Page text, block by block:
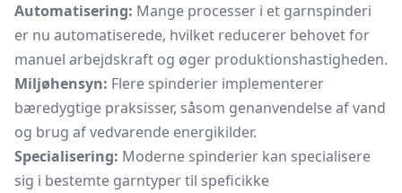
Automatisering: Mange processer i et garnspinderi
er nu automatiserede, hvilket reducerer behovet for
manuel arbejdskraft og øger produktionshastigheden.
Miljøhensyn: Flere spinderier implementerer
bæredygtige praksisser, såsom genanvendelse af vand
og brug af vedvarende energikilder.
Specialisering: Moderne spinderier kan specialisere
sig i bestemte garntyper til speficikke